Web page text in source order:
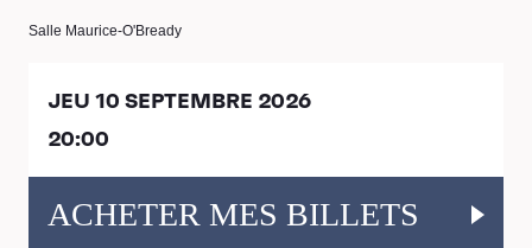
Salle Maurice-O'Bready
JEU 10 SEPTEMBRE 2026
20:00
ACHETER MES BILLETS